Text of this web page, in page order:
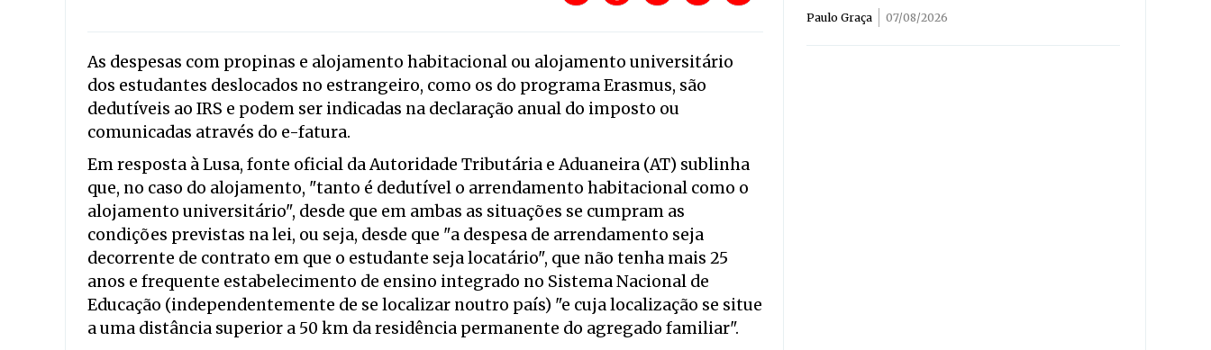
As despesas com propinas e alojamento habitacional ou alojamento universitário
dos estudantes deslocados no estrangeiro, como os do programa Erasmus, são
dedutíveis ao IRS e podem ser indicadas na declaração anual do imposto ou
comunicadas através do e-fatura.
Em resposta à Lusa, fonte oficial da Autoridade Tributária e Aduaneira (AT) sublinha
que, no caso do alojamento, "tanto é dedutível o arrendamento habitacional como o
alojamento universitário", desde que em ambas as situações se cumpram as
condições previstas na lei, ou seja, desde que "a despesa de arrendamento seja
decorrente de contrato em que o estudante seja locatário", que não tenha mais 25
anos e frequente estabelecimento de ensino integrado no Sistema Nacional de
Educação (independentemente de se localizar noutro país) "e cuja localização se situe
a uma distância superior a 50 km da residência permanente do agregado familiar".
Paulo Graça 07/08/2026